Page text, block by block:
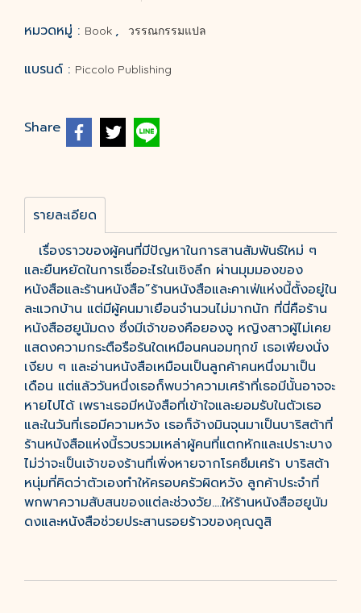
หมวดหมู่ : Book , วรรณกรรมแปล
แบรนด์ : Piccolo Publishing
Share
รายละเอียด
เรื่องราวของผู้คนที่มีปัญหาในการสานสัมพันธ์ใหม่ ๆ
และยืนหยัดในการเชื่ออะไรในเชิงลึก ผ่านมุมมองของ
หนังสือและร้านหนังสือ”ร้านหนังสือและคาเฟ่แห่งนี้ตั้งอยู่ใน
ละแวกบ้าน แต่มีผู้คนมาเยือนจำนวนไม่มากนัก ที่นี่คือร้าน
หนังสือฮยูนัมดง ซึ่งมีเจ้าของคือยองจู หญิงสาวผู้ไม่เคย
แสดงความกระตือรือร้นใดเหมือนคนอมทุกข์ เธอเพียงนั่ง
เงียบ ๆ และอ่านหนังสือเหมือนเป็นลูกค้าคนหนึ่งมาเป็น
เดือน แต่แล้ววันหนึ่งเธอก็พบว่าความเศร้าที่เธอมีนั้นอาจจะ
หายไปได้ เพราะเธอมีหนังสือที่เข้าใจและยอมรับในตัวเธอ
และในวันที่เธอมีความหวัง เธอก็จ้างมินจุนมาเป็นบาริสต้าที่
ร้านหนังสือแห่งนี้รวบรวมเหล่าผู้คนที่แตกหักและเปราะบาง
ไม่ว่าจะเป็นเจ้าของร้านที่เพิ่งหายจากโรคซึมเศร้า บาริสต้า
หนุ่มที่คิดว่าตัวเองทำให้ครอบครัวผิดหวัง ลูกค้าประจำที่
พกพาความสับสนของแต่ละช่วงวัย....ให้ร้านหนังสือฮยูนัม
ดงและหนังสือช่วยประสานรอยร้าวของคุณดูสิ